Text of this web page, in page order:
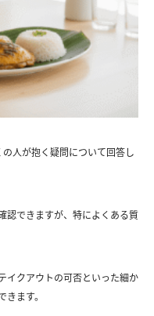
人が抱く疑問について回答し
認できますが、特によくある質
イクアウトの可否といった細か
ます。